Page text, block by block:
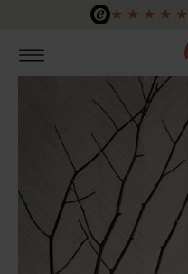
Zum Hauptinhalt springen
★ ★ ★ ★ ★